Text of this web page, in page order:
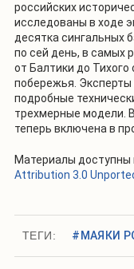
российских
исследованы в ходе
десятка сингальных
по сей день, в самых
от Балтики до Тихого
побережья. Эксперты
подробные
трехмерные модели.
теперь включена в
Материалы доступны
Attribution 3.0
ТЕГИ: #МАЯКИ